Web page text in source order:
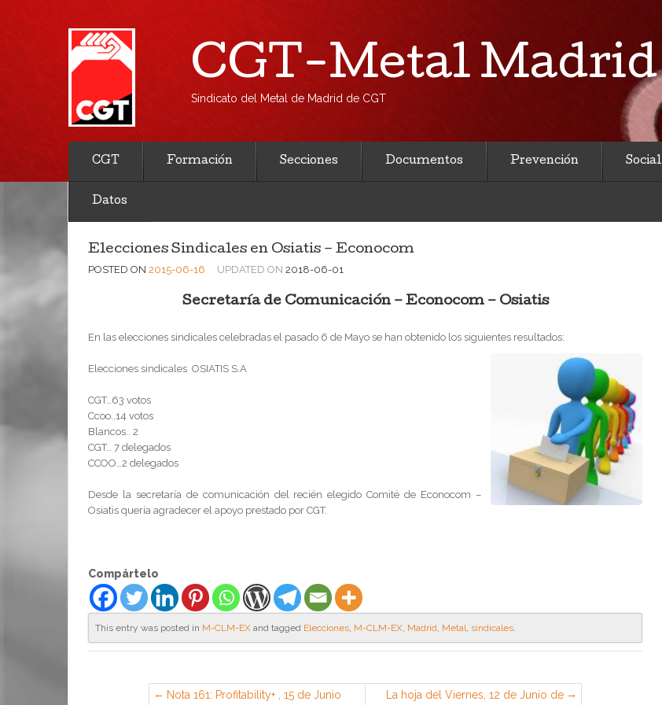
CGT-Metal Madrid
Sindicato del Metal de Madrid de CGT
CGT Formación Secciones Documentos Prevención Social
Datos
Elecciones Sindicales en Osiatis – Econocom
POSTED ON 2015-06-16 UPDATED ON 2018-06-01
Secretaría de Comunicación – Econocom – Osiatis
En las elecciones sindicales celebradas el pasado 6 de Mayo se han obtenido los siguientes resultados:
Elecciones sindicales OSIATIS S.A
CGT…63 votos
Ccoo..14 votos
Blancos.. 2
CGT… 7 delegados
CCOO…2 delegados
Desde la secretaría de comunicación del recién elegido Comité de Econocom –
Osiatis quería agradecer el apoyo prestado por CGT.
Compártelo
This entry was posted in M-CLM-EX and tagged Elecciones, M-CLM-EX, Madrid, Metal, sindicales.
Nota 161: Profitability+ , 15 de Junio
La hoja del Viernes, 12 de Junio de